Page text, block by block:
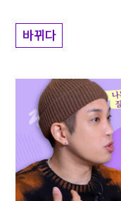
바뀌다